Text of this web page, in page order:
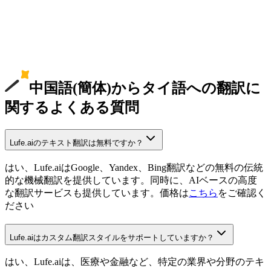
中国語(簡体)からタイ語への翻訳に
関するよくある質問
Lufe.aiのテキスト翻訳は無料ですか？
はい、Lufe.aiはGoogle、Yandex、Bing翻訳などの無料の伝統
的な機械翻訳を提供しています。同時に、AIベースの高度
な翻訳サービスも提供しています。価格はこちら をご確認く
ださい
Lufe.aiはカスタム翻訳スタイルをサポートしていますか？
はい、Lufe.aiは、医療や金融など、特定の業界や分野のテキ